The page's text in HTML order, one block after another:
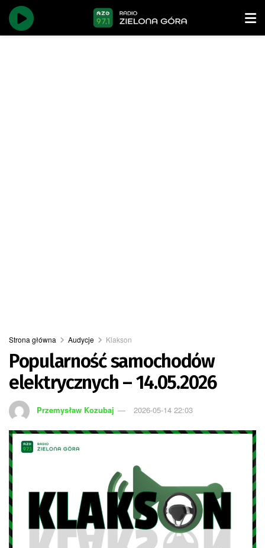
Strona główna Audycje Klakson
Popularność samochodów
elektrycznych – 14.05.2026
Przemysław Kozubaj 2026-05-14 22:03